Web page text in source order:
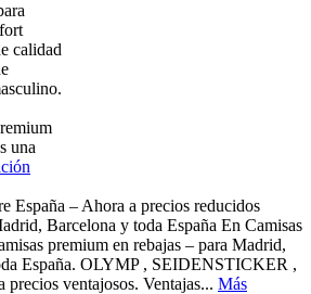
calidad
una
España – Ahora a precios reducidos
Barcelona y toda España En Camisas
premium en rebajas – para Madrid,
España. OLYMP , SEIDENSTICKER ,
ventajosos. Ventajas... Más